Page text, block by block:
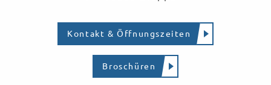
Kontakt & Öffnungszeiten
Broschüren